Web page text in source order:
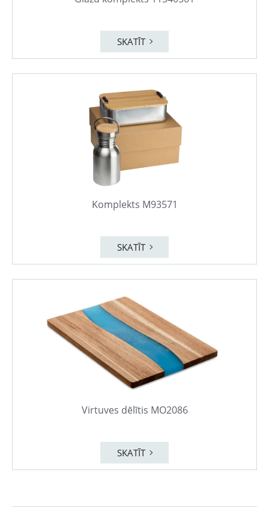
SKATĪT
Komplekts M93571
SKATĪT
Virtuves dēlītis MO2086
SKATĪT